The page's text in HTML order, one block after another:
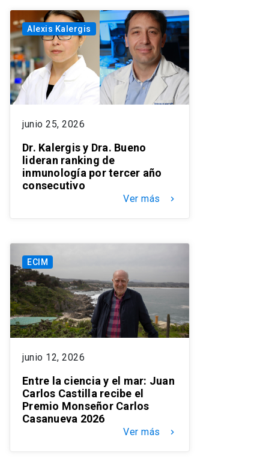
Alexis Kalergis
junio 25, 2026
Dr. Kalergis y Dra. Bueno
lideran ranking de
inmunología por tercer año
consecutivo
Ver más keyboard_arrow_right
ECIM
junio 12, 2026
Entre la ciencia y el mar: Juan
Carlos Castilla recibe el
Premio Monseñor Carlos
Casanueva 2026
Ver más keyboard_arrow_right